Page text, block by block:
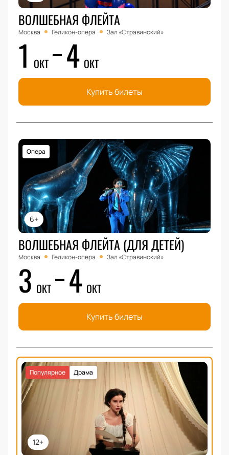
ВОЛШЕБНАЯ ФЛЕЙТА
Москва Геликон-опера Зал «Стравинский»
1 ОКТ 4 ОКТ
Купить билеты
6+
Опера
ВОЛШЕБНАЯ ФЛЕЙТА (ДЛЯ ДЕТЕЙ)
Москва Геликон-опера Зал «Стравинский»
3 ОКТ 4 ОКТ
Купить билеты
12+
Драма
Популярное